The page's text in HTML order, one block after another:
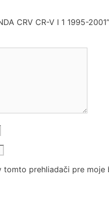
CRV CR-V I 1 1995-2001”
prehliadači pre moje